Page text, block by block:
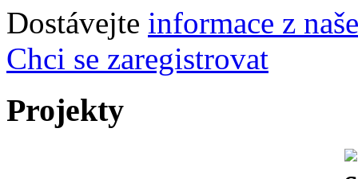
Dostávejte informace z
Chci se zaregistrovat
Projekty